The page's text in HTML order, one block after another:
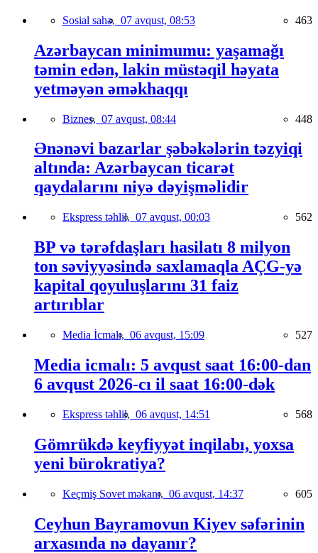
Sosial sahə, 07 avqust, 08:53 463
Azərbaycan minimumu: yaşamağı
təmin edən, lakin müstəqil həyata
yetməyən əməkhaqqı
Biznes, 07 avqust, 08:44 448
Ənənəvi bazarlar şəbəkələrin təzyiqi
altında: Azərbaycan ticarət
qaydalarını niyə dəyişməlidir
Ekspress təhlil, 07 avqust, 00:03 562
BP və tərəfdaşları hasilatı 8 milyon
ton səviyyəsində saxlamaqla AÇG-yə
kapital qoyuluşlarını 31 faiz
artırıblar
Media İcmalı, 06 avqust, 15:09 527
Media icmalı: 5 avqust saat 16:00-dan
6 avqust 2026-cı il saat 16:00-dək
Ekspress təhlil, 06 avqust, 14:51 568
Gömrükdə keyfiyyət inqilabı, yoxsa
yeni bürokratiya?
Keçmiş Sovet məkanı, 06 avqust, 14:37 605
Ceyhun Bayramovun Kiyev səfərinin
arxasında nə dayanır?